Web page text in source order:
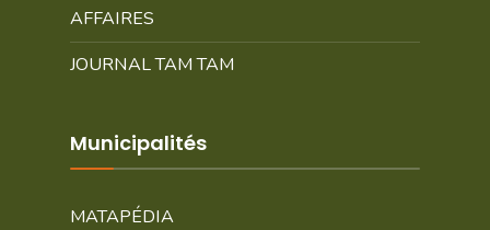
AFFAIRES
JOURNAL TAM TAM
Municipalités
MATAPÉDIA